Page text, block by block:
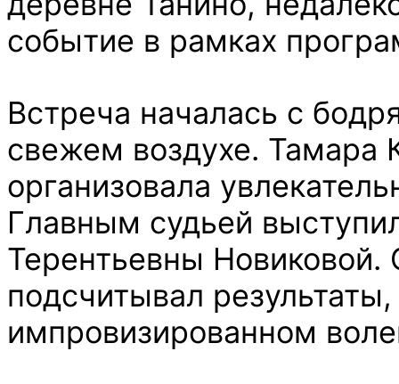
событие в рамках
Встреча началась с
свежем воздухе. Тамара
организовала
Главным судьей
Терентьевны Новиковой.
подсчитывал
импровизированном